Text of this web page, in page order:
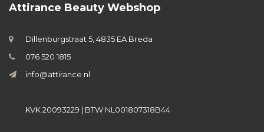
Attirance Beauty Webshop
Dillenburgstraat 5, 4835 EA Breda
076 520 1815
info@attirance.nl
KVK 20093229 | BTW NL001807318B44